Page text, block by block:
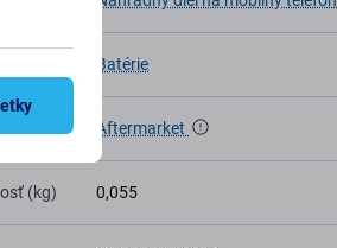
Batérie
Aftermarket
(kg) 0,055